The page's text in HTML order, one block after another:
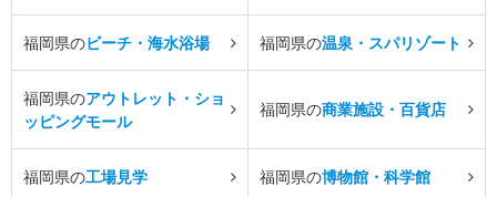
福岡県のビーチ・海水浴場 福岡県の温泉・スパリゾート
福岡県のアウトレット・ショ
ッピングモール
福岡県の商業施設・百貨店
福岡県の工場見学 福岡県の博物館・科学館